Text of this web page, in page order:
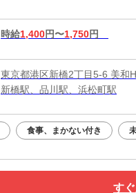
時給1,400円〜1,750円
東京都港区新橋2丁目5-6 美和
新橋駅、品川駅、浜松町駅
食事、まかない付き
す